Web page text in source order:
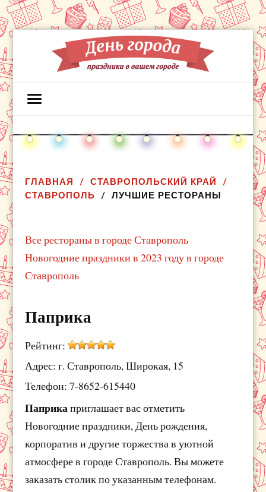
ГЛАВНАЯ
СТАВРОПОЛЬСКИЙ КРАЙ
СТАВРОПОЛЬ
ЛУЧШИЕ РЕСТОРАНЫ
Все рестораны в городе Ставрополь
Новогодние праздники в 2023 году в городе
Ставрополь
Паприка
Рейтинг:
Адрес: г. Ставрополь, Широкая, 15
Телефон: 7-8652-615440
Паприкаприглашает вас отметить
Новогодние праздники, День рождения,
корпоратив и другие торжества в уютной
атмосфере в городе Ставрополь. Вы можете
заказать столик по указанным телефонам.